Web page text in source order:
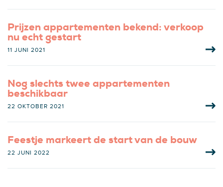
Prijzen appartementen bekend: verkoop
nu echt gestart
11 JUNI 2021
Nog slechts twee appartementen
beschikbaar
22 OKTOBER 2021
Feestje markeert de start van de bouw
22 JUNI 2022